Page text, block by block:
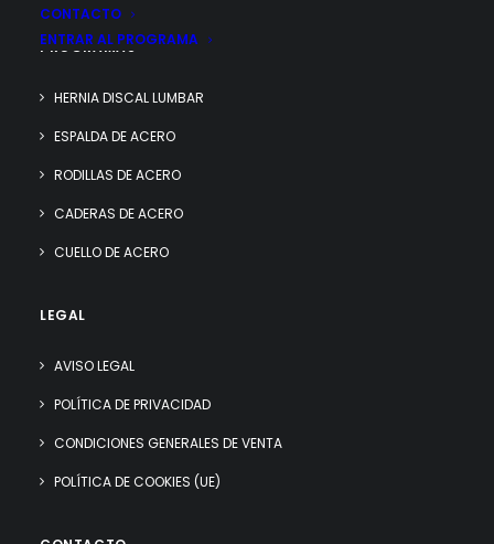
CONTACTO
ENTRAR AL PROGRAMA
PROGRAMAS
HERNIA DISCAL LUMBAR
ESPALDA DE ACERO
RODILLAS DE ACERO
CADERAS DE ACERO
CUELLO DE ACERO
LEGAL
AVISO LEGAL
POLÍTICA DE PRIVACIDAD
CONDICIONES GENERALES DE VENTA
POLÍTICA DE COOKIES (UE)